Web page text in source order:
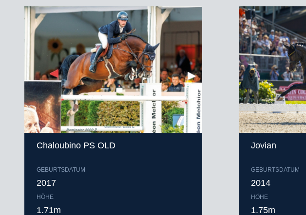
Chaloubino PS OLD
GEBURTSDATUM
2017
HÖHE
1.71m
Jovian
GEBURTSDATUM
2014
HÖHE
1.75m